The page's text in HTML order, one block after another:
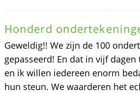
Honderd
Geweldig!! We zijn de 100
gepasseerd! En dat in vijf dagen
en ik willen iedereen enorm
hun steun. We waarderen het